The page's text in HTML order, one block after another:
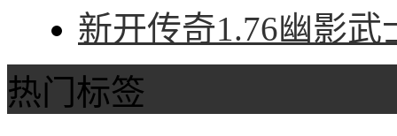
新开传奇1.76幽影
热门标签